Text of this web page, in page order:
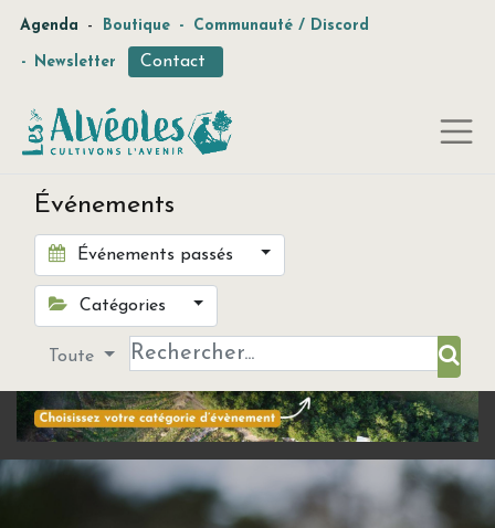
Agenda - Boutique - Communauté / Discord
- Newsletter Contact
Événements
Événements passés
Catégories
Toute